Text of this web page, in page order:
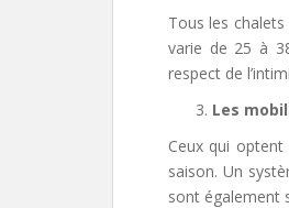
Tous les
varie de 25 à
respect de
Les
Ceux qui
saison. Un
sont également